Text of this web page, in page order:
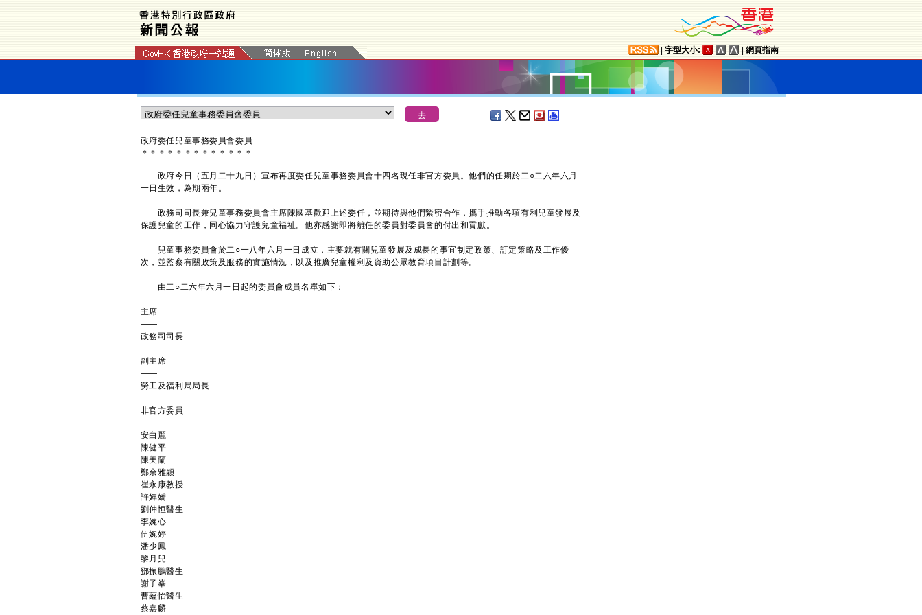
字型大小: 網頁指南
政府委任兒童事務委員會委員
＊ ＊ ＊ ＊ ＊ ＊ ＊ ＊ ＊ ＊ ＊ ＊ ＊
政府今日（五月二十九日）宣布再度委任兒童事務委員會十四名現任非官方委員。他們的任期於二○二六年六月
一日生效，為期兩年。
政務司司長兼兒童事務委員會主席陳國基歡迎上述委任，並期待與他們緊密合作，攜手推動各項有利兒童發展及
保護兒童的工作，同心協力守護兒童福祉。他亦感謝即將離任的委員對委員會的付出和貢獻。
兒童事務委員會於二○一八年六月一日成立，主要就有關兒童發展及成長的事宜制定政策、訂定策略及工作優
次，並監察有關政策及服務的實施情況，以及推廣兒童權利及資助公眾教育項目計劃等。
由二○二六年六月一日起的委員會成員名單如下：
主席
——
政務司司長
副主席
——
勞工及福利局局長
非官方委員
——
安白麗
陳健平
陳美蘭
鄭余雅穎
崔永康教授
許嬋嬌
劉仲恒醫生
李婉心
伍婉婷
潘少鳳
黎月兒
鄧振鵬醫生
謝子峯
曹蘊怡醫生
蔡嘉麟